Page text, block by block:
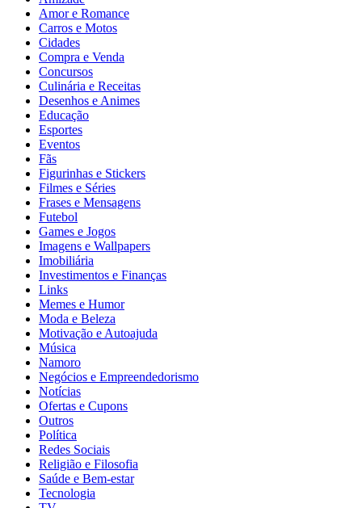
Amor e Romance
Carros e Motos
Cidades
Compra e Venda
Concursos
Culinária e Receitas
Desenhos e Animes
Educação
Esportes
Eventos
Fãs
Figurinhas e Stickers
Filmes e Séries
Frases e Mensagens
Futebol
Games e Jogos
Imagens e Wallpapers
Imobiliária
Investimentos e Finanças
Links
Memes e Humor
Moda e Beleza
Motivação e Autoajuda
Música
Namoro
Negócios e Empreendedorismo
Notícias
Ofertas e Cupons
Outros
Política
Redes Sociais
Religião e Filosofia
Saúde e Bem-estar
Tecnologia